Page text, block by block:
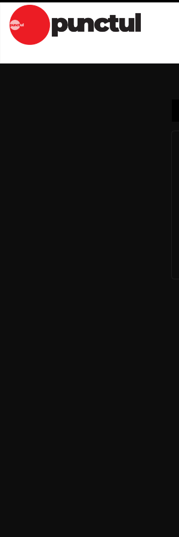
Sari
conținut